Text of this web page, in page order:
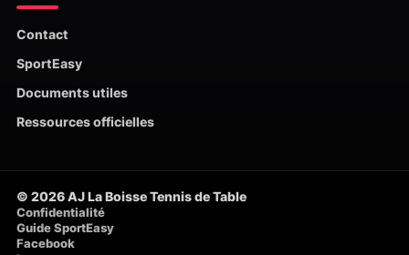
Contact
SportEasy
Documents utiles
Ressources officielles
© 2026 AJ La Boisse Tennis de Table
Confidentialité
Guide SportEasy
Facebook